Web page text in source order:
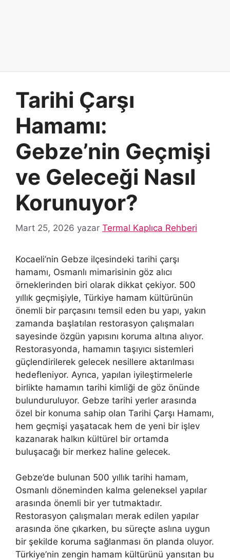
Tarihi Çarşı
Hamamı:
Gebze’nin Geçmişi
ve Geleceği Nasıl
Korunuyor?
Mart 25, 2026 yazar Termal Kaplıca Rehberi
Kocaeli’nin Gebze ilçesindeki tarihi çarşı
hamamı, Osmanlı mimarisinin göz alıcı
örneklerinden biri olarak dikkat çekiyor. 500
yıllık geçmişiyle, Türkiye hamam kültürünün
önemli bir parçasını temsil eden bu yapı, yakın
zamanda başlatılan restorasyon çalışmaları
sayesinde özgün yapısını koruma altına alıyor.
Restorasyonda, hamamın taşıyıcı sistemleri
güçlendirilerek gelecek nesillere aktarılması
hedefleniyor. Ayrıca, yapılan iyileştirmelerle
birlikte hamamın tarihi kimliği de göz önünde
bulunduruluyor. Gebze tarihi yerler arasında
özel bir konuma sahip olan Tarihi Çarşı Hamamı,
hem geçmişi yaşatacak hem de yeni bir işlev
kazanarak halkın kültürel bir ortamda
buluşacağı bir merkez haline gelecek.
Gebze’de bulunan 500 yıllık tarihi hamam,
Osmanlı döneminden kalma geleneksel yapılar
arasında önemli bir yer tutmaktadır.
Restorasyon çalışmaları merak edilen yapılar
arasında öne çıkarken, bu süreçte aslına uygun
bir şekilde koruma sağlanması ön planda oluyor.
Türkiye’nin zengin hamam kültürünü yansıtan bu